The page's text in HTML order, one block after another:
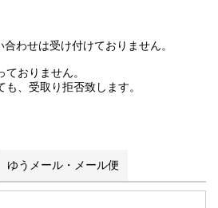
わせは受け付けておりません。
おりません。
、受取り拒否致します。
ゆうメール・メール便